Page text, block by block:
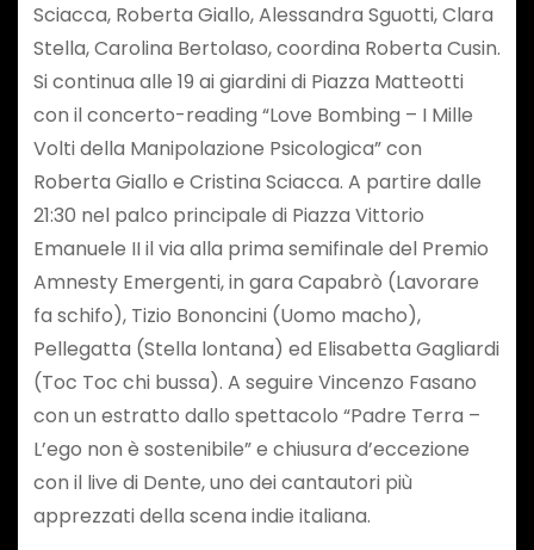
Sciacca, Roberta Giallo, Alessandra Sguotti, Clara
Stella, Carolina Bertolaso, coordina Roberta Cusin.
Si continua alle 19 ai giardini di Piazza Matteotti
con il concerto-reading “Love Bombing – I Mille
Volti della Manipolazione Psicologica” con
Roberta Giallo e Cristina Sciacca. A partire dalle
21:30 nel palco principale di Piazza Vittorio
Emanuele II il via alla prima semifinale del Premio
Amnesty Emergenti, in gara Capabrò (Lavorare
fa schifo), Tizio Bononcini (Uomo macho),
Pellegatta (Stella lontana) ed Elisabetta Gagliardi
(Toc Toc chi bussa). A seguire Vincenzo Fasano
con un estratto dallo spettacolo “Padre Terra –
L’ego non è sostenibile” e chiusura d’eccezione
con il live di Dente, uno dei cantautori più
apprezzati della scena indie italiana.